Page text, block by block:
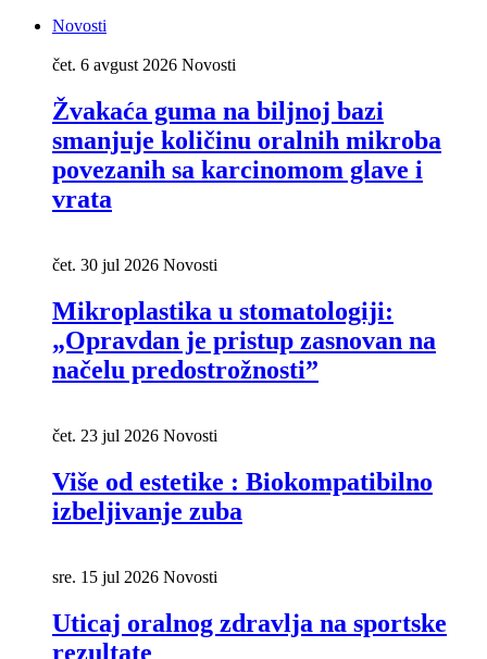
Novosti
Žvakaća guma na biljnoj bazi
smanjuje količinu oralnih mikroba
povezanih sa karcinomom glave i
vrata
Mikroplastika u stomatologiji:
„Opravdan je pristup zasnovan na
načelu predostrožnosti”
Više od estetike : Biokompatibilno
izbeljivanje zuba
Uticaj oralnog zdravlja na sportske